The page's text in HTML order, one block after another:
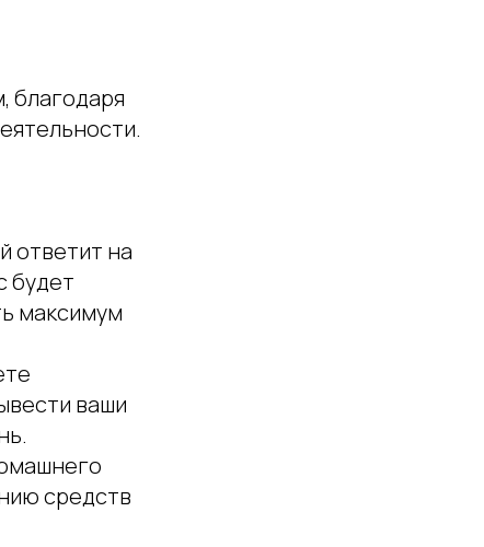
благодаря
ответит на
будет
максимум
ваши
средств